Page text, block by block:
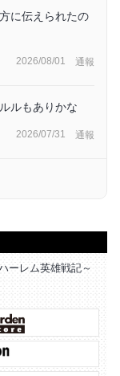
に伝えられたの
2026/08/01 通報
ルもありかな
2026/07/31 通報
ーレム英雄戦記～